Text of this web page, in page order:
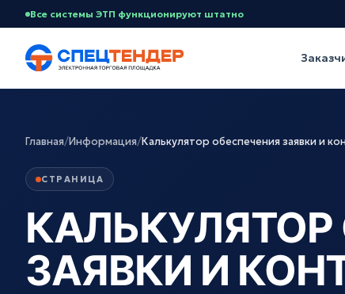
Все системы ЭТП функционируют штатно
Главная/Информация/Калькулятор обеспечения заявки и
СТРАНИЦА
ЗАЯВКИ И